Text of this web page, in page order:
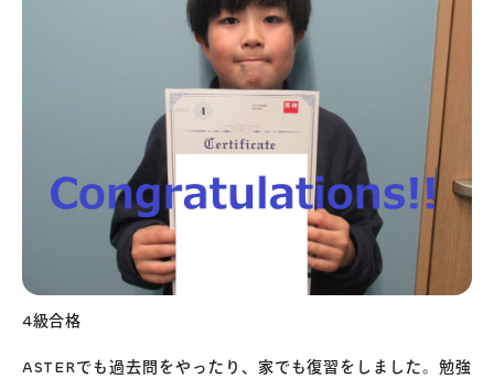
4級合格
ASTERでも過去問をやったり、家でも復習をしました。勉強